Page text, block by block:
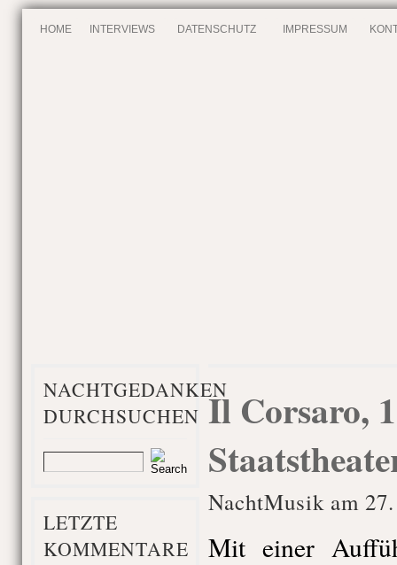
HOME INTERVIEWS DATENSCHUTZ IMPRESSUM
NACHTGEDANKEN
DURCHSUCHEN
LETZTE
KOMMENTARE
Il Corsaro,
NachtMusik am
Mit einer